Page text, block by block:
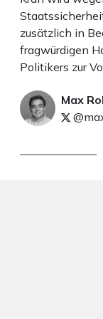
zusätzlich in
fragwürdigen
Politikers zur
Max